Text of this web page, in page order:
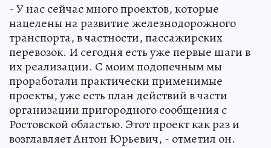
- У нас сейчас много проектов, которые
нацелены на развитие железнодорожного
транспорта, в частности, пассажирских
перевозок. И сегодня есть уже первые шаги в
их реализации. С моим подопечным мы
проработали практически применимые
проекты, уже есть план действий в части
организации пригородного сообщения с
Ростовской областью. Этот проект как раз и
возглавляет Антон Юрьевич, - отметил он.